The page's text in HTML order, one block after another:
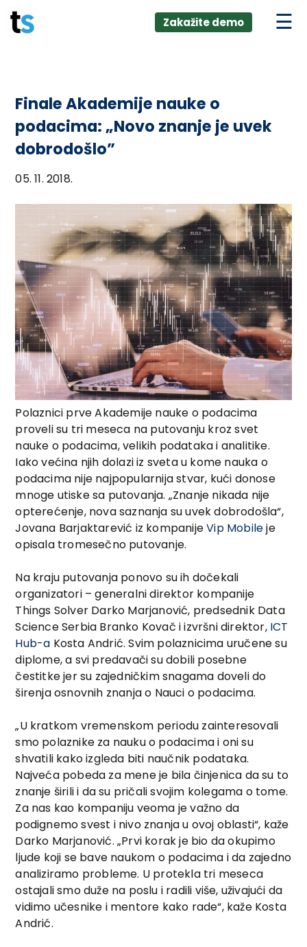
Skip
to
AI +
Zakažite demo
Finale Akademije nauke o
podacima: „Novo znanje je uvek
dobrodošlo”
05. 11. 2018.
Polaznici prve Akademije nauke o podacima
proveli su tri meseca na putovanju kroz svet
nauke o podacima, velikih podataka i analitike.
Iako većina njih dolazi iz sveta u kome nauka o
podacima nije najpopularnija stvar, kući donose
mnoge utiske sa putovanja. „Znanje nikada nije
opterećenje, nova saznanja su uvek dobrodošla“,
Jovana Barjaktarević iz kompanijeVip Mobileje
opisala tromesečno putovanje.
Na kraju putovanja ponovo su ih dočekali
organizatori – generalni direktor kompanije
Things Solver Darko Marjanović, predsednik Data
Science Serbia Branko Kovač i izvršni direktor, ICT
Hub-a Kosta Andrić. Svim polaznicima uručene su
diplome, a svi predavači su dobili posebne
čestitke jer su zajedničkim snagama doveli do
širenja osnovnih znanja o Nauci o podacima.
„U kratkom vremenskom periodu zainteresovali
smo polaznike za nauku o podacima i oni su
shvatili kako izgleda biti naučnik podataka.
Najveća pobeda za mene je bila činjenica da su to
znanje širili i da su pričali svojim kolegama o tome.
Za nas kao kompaniju veoma je važno da
podignemo svest i nivo znanja u ovoj oblasti“, kaže
Darko Marjanović. „Prvi korak je bio da okupimo
ljude koji se bave naukom o podacima i da zajedno
analiziramo probleme. U protekla tri meseca
ostajali smo duže na poslu i radili više, uživajući da
vidimo učesnike i mentore kako rade“, kaže Kosta
Andrić.